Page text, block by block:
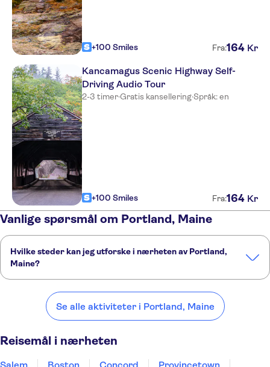
+100 Smiles Fra:164 Kr
Kancamagus Scenic Highway Self-
Driving Audio Tour
2-3 timer·Gratis kansellering·Språk: en
+100 Smiles Fra:164 Kr
Vanlige spørsmål om Portland, Maine
Hvilke steder kan jeg utforske i nærheten av Portland,
Maine?
Boston
Se alle aktiviteter i Portland, Maine
Reisemål i nærheten